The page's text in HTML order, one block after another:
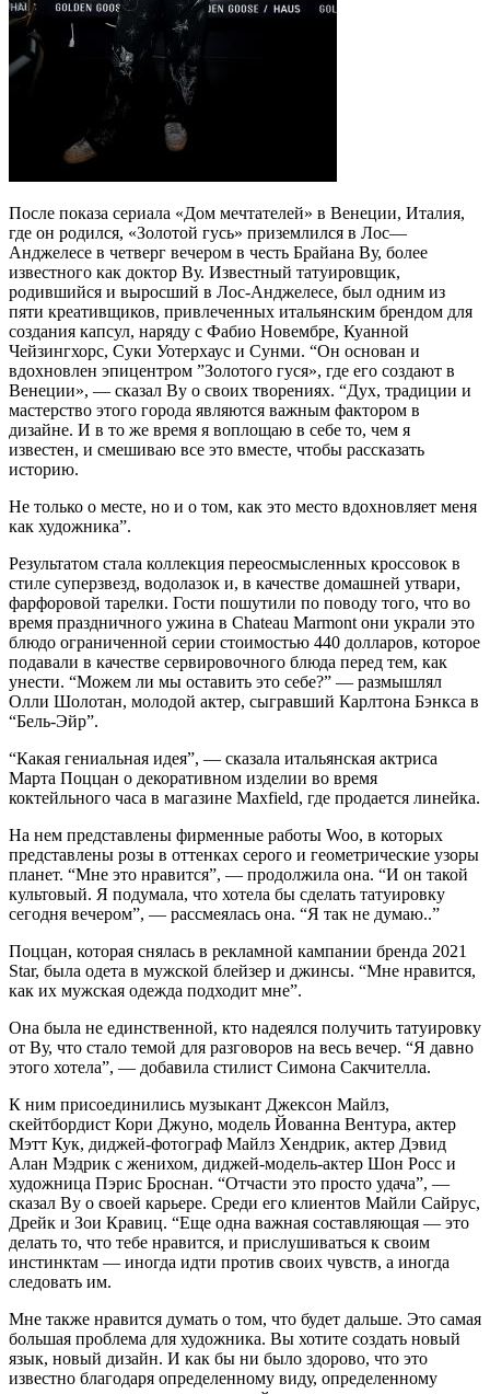
После показа сериала «Дом мечтателей» в Венеции, Италия,
где он родился, «Золотой гусь» приземлился в Лос—
Анджелесе в четверг вечером в честь Брайана Ву, более
известного как доктор Ву. Известный татуировщик,
родившийся и выросший в Лос-Анджелесе, был одним из
пяти креативщиков, привлеченных итальянским брендом для
создания капсул, наряду с Фабио Новембре, Куанной
Чейзингхорс, Суки Уотерхаус и Сунми. “Он основан и
вдохновлен эпицентром ”Золотого гуся», где его создают в
Венеции», — сказал Ву о своих творениях. “Дух, традиции и
мастерство этого города являются важным фактором в
дизайне. И в то же время я воплощаю в себе то, чем я
известен, и смешиваю все это вместе, чтобы рассказать
историю.
Не только о месте, но и о том, как это место вдохновляет меня
как художника”.
Результатом стала коллекция переосмысленных кроссовок в
стиле суперзвезд, водолазок и, в качестве домашней утвари,
фарфоровой тарелки. Гости пошутили по поводу того, что во
время праздничного ужина в Chateau Marmont они украли это
блюдо ограниченной серии стоимостью 440 долларов, которое
подавали в качестве сервировочного блюда перед тем, как
унести. “Можем ли мы оставить это себе?” — размышлял
Олли Шолотан, молодой актер, сыгравший Карлтона Бэнкса в
“Бель-Эйр”.
“Какая гениальная идея”, — сказала итальянская актриса
Марта Поццан о декоративном изделии во время
коктейльного часа в магазине Maxfield, где продается линейка.
На нем представлены фирменные работы Woo, в которых
представлены розы в оттенках серого и геометрические узоры
планет. “Мне это нравится”, — продолжила она. “И он такой
культовый. Я подумала, что хотела бы сделать татуировку
сегодня вечером”, — рассмеялась она. “Я так не думаю..”
Поццан, которая снялась в рекламной кампании бренда 2021
Star, была одета в мужской блейзер и джинсы. “Мне нравится,
как их мужская одежда подходит мне”.
Она была не единственной, кто надеялся получить татуировку
от Ву, что стало темой для разговоров на весь вечер. “Я давно
этого хотела”, — добавила стилист Симона Сакчителла.
К ним присоединились музыкант Джексон Майлз,
скейтбордист Кори Джуно, модель Йованна Вентура, актер
Мэтт Кук, диджей-фотограф Майлз Хендрик, актер Дэвид
Алан Мэдрик с женихом, диджей-модель-актер Шон Росс и
художница Пэрис Броснан. “Отчасти это просто удача”, —
сказал Ву о своей карьере. Среди его клиентов Майли Сайрус,
Дрейк и Зои Кравиц. “Еще одна важная составляющая — это
делать то, что тебе нравится, и прислушиваться к своим
инстинктам — иногда идти против своих чувств, а иногда
следовать им.
Мне также нравится думать о том, что будет дальше. Это самая
большая проблема для художника. Вы хотите создать новый
язык, новый дизайн. И как бы ни было здорово, что это
известно благодаря определенному виду, определенному